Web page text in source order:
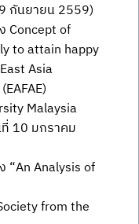
กันยายน 2559)
Concept of
to attain happy
Asia
Malaysia
10 มกราคม
“An Analysis of
from the